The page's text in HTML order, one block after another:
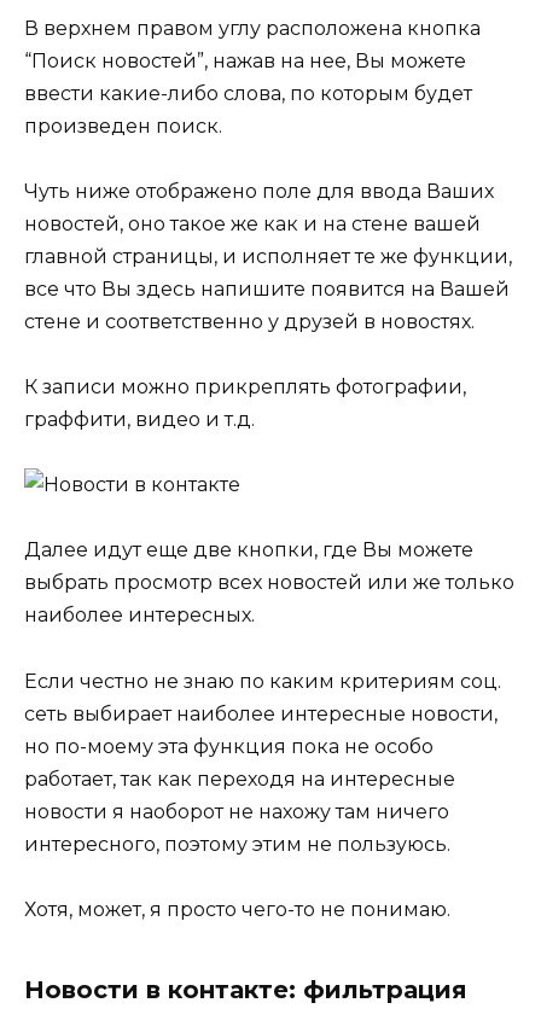
В верхнем правом углу расположена кнопка
“Поиск новостей”, нажав на нее, Вы можете
ввести какие-либо слова, по которым будет
произведен поиск.
Чуть ниже отображено поле для ввода Ваших
новостей, оно такое же как и на стене вашей
главной страницы, и исполняет те же функции,
все что Вы здесь напишите появится на Вашей
стене и соответственно у друзей в новостях.
К записи можно прикреплять фотографии,
граффити, видео и т.д.
Далее идут еще две кнопки, где Вы можете
выбрать просмотр всех новостей или же только
наиболее интересных.
Если честно не знаю по каким критериям соц.
сеть выбирает наиболее интересные новости,
но по-моему эта функция пока не особо
работает, так как переходя на интересные
новости я наоборот не нахожу там ничего
интересного, поэтому этим не пользуюсь.
Хотя, может, я просто чего-то не понимаю.
Новости в контакте: фильтрация